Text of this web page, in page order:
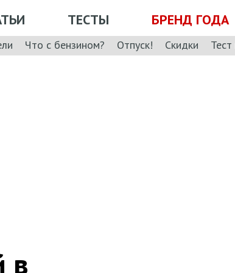
ТЕСТЫ БРЕНД ГОДА
Что с бензином? Отпуск! Скидки
в